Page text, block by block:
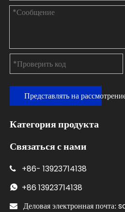
Представлять на
Категория продукта
Связаться с нами
 +86- 13923714138
 +86 13923714138
 Деловая электронная почта: